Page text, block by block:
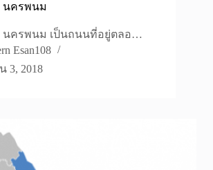
นครพนม
นครพนม เป็นถนนที่อยู่ตลอ…
Esan108
3, 2018